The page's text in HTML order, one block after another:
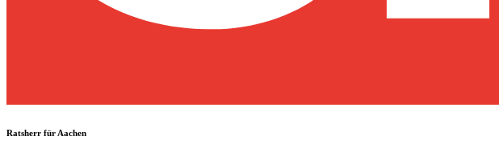
Ratsherr für Aachen